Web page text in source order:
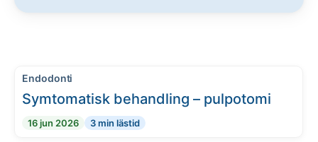
Endodonti
Symtomatisk behandling – pulpotomi
16 jun 2026 3 min lästid